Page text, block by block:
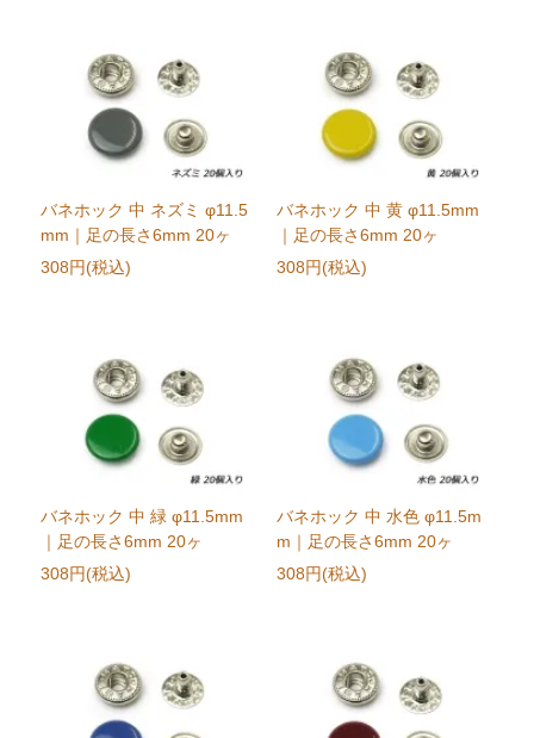
バネホック 中 ネズミ φ11.5
mm｜足の長さ6mm 20ヶ
308円(税込)
バネホック 中 黄 φ11.5mm
｜足の長さ6mm 20ヶ
308円(税込)
バネホック 中 緑 φ11.5mm
｜足の長さ6mm 20ヶ
308円(税込)
バネホック 中 水色 φ11.5m
m｜足の長さ6mm 20ヶ
308円(税込)